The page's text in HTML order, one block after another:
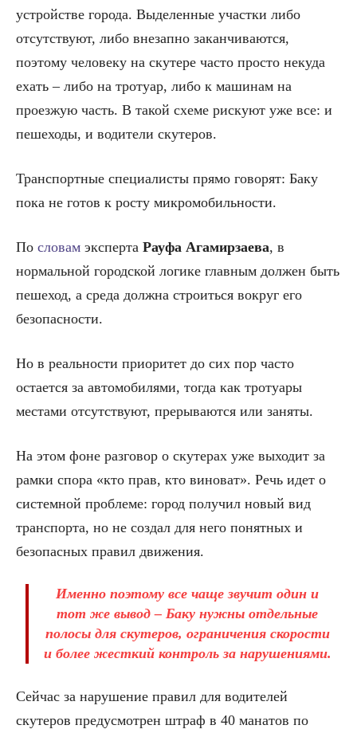
устройстве города. Выделенные участки либо
отсутствуют, либо внезапно заканчиваются,
поэтому человеку на скутере часто просто некуда
ехать – либо на тротуар, либо к машинам на
проезжую часть. В такой схеме рискуют уже все: и
пешеходы, и водители скутеров.
Транспортные специалисты прямо говорят: Баку
пока не готов к росту микромобильности.
По словам эксперта Рауфа Агамирзаева, в
нормальной городской логике главным должен быть
пешеход, а среда должна строиться вокруг его
безопасности.
Но в реальности приоритет до сих пор часто
остается за автомобилями, тогда как тротуары
местами отсутствуют, прерываются или заняты.
На этом фоне разговор о скутерах уже выходит за
рамки спора «кто прав, кто виноват». Речь идет о
системной проблеме: город получил новый вид
транспорта, но не создал для него понятных и
безопасных правил движения.
Именно поэтому все чаще звучит один и
тот же вывод – Баку нужны отдельные
полосы для скутеров, ограничения скорости
и более жесткий контроль за нарушениями.
Сейчас за нарушение правил для водителей
скутеров предусмотрен штраф в 40 манатов по